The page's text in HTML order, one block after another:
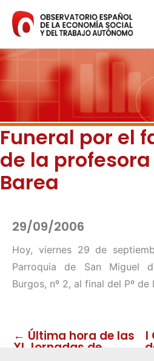
contenido
Funeral por el
de la
Barea
29/09/2006
Hoy, viernes 29 de
Parroquia de San Miguel
Burgos, nº 2, al final del Pº
← Última hora de las
XI Jornadas de
I